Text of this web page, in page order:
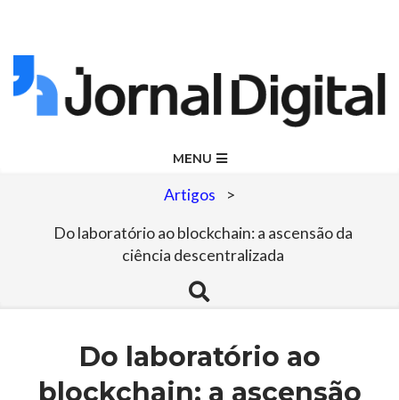
Skip
to
Jornal
Digital
MENU
Artigos >
Do laboratório ao blockchain: a ascensão da
ciência descentralizada
Search
Do laboratório ao
blockchain: a ascensão